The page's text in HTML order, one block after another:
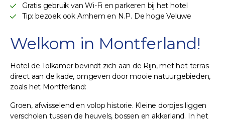
Gratis gebruik van Wi-Fi en parkeren bij het hotel
Tip: bezoek ook Arnhem en N.P. De hoge Veluwe
Welkom in Montferland!
Hotel de Tolkamer bevindt zich aan de Rijn, met het terras
direct aan de kade, omgeven door mooie natuurgebieden,
zoals het Montferland:
Groen, afwisselend en volop historie. Kleine dorpjes liggen
verscholen tussen de heuvels, bossen en akkerland. In het